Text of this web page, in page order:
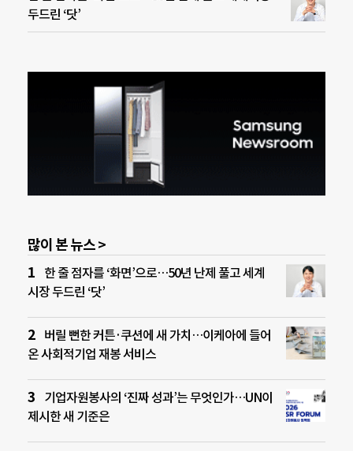
두드린 ‘닷’
많이 본 뉴스 >
한 줄 점자를 ‘화면’으로…50년 난제 풀고 세계
시장 두드린 ‘닷’
버릴 뻔한 커튼·쿠션에 새 가치…이케아에 들어
온 사회적기업 재봉 서비스
기업자원봉사의 ‘진짜 성과’는 무엇인가…UN이
제시한 새 기준은